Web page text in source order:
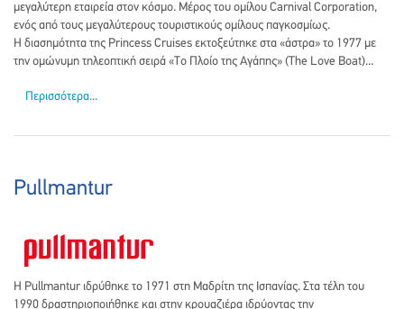
μεγαλύτερη εταιρεία στον κόσμο. Μέρος του ομίλου Carnival Corporation,
ενός από τους μεγαλύτερους τουριστικούς ομίλους παγκοσμίως.
Η διασημότητα της Princess Cruises εκτοξεύτηκε στα «άστρα» το 1977 με
την ομώνυμη τηλεοπτική σειρά «Το Πλοίο της Αγάπης» (The Love Boat)...
Περισσότερα...
Pullmantur
Η Pullmantur ιδρύθηκε το 1971 στη Μαδρίτη της Ισπανίας. Στα τέλη του
1990 δραστηριοποιήθηκε και στην κρουαζιέρα ιδρύοντας την